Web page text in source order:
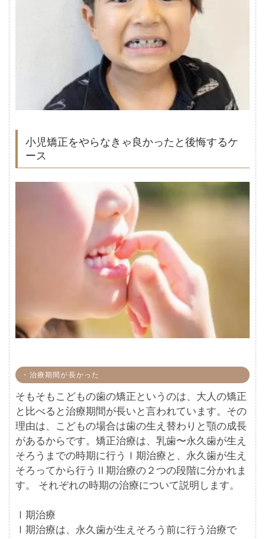
小児矯正をやらなきゃ良かったと後悔するケ
ース
・治療期間が長かった
そもそもこどもの歯の矯正というのは、大人の矯正
と比べると治療期間が長いと言われています。その
理由は、こどもの場合は歯の生え替わりと顎の成長
があるからです。矯正治療は、乳歯〜永久歯が生え
そろうまでの時期に行うⅠ期治療と、永久歯が生え
そろってから行うⅡ期治療の２つの段階に分かれま
す。 それぞれの時期の治療について説明します。
Ⅰ期治療
Ⅰ期治療は、永久歯が生えそろう前に行う治療で